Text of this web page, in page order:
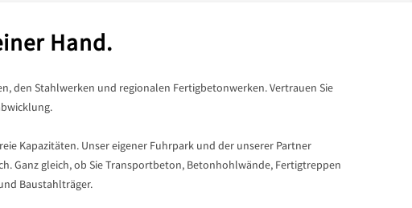
Hand.
den Stahlwerken und regionalen Fertigbetonwerken. Vertrauen Sie
Kapazitäten. Unser eigener Fuhrpark und der unserer Partner
Ganz gleich, ob Sie Transportbeton, Betonhohlwände, Fertigtreppen
Baustahlträger.